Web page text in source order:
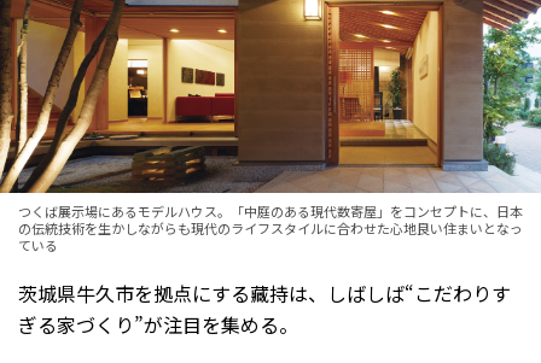
つくば展示場にあるモデルハウス。「中庭のある現代数寄屋」をコンセプトに、日本
の伝統技術を生かしながらも現代のライフスタイルに合わせた心地良い住まいとなっ
ている
茨城県牛久市を拠点にする藏持は、しばしば“こだわりす
ぎる家づくり”が注目を集める。